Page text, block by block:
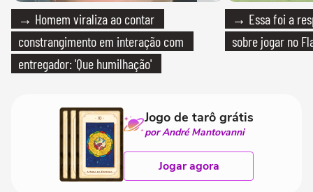
→ Homem viraliza ao contar
constrangimento em interação com
entregador: 'Que humilhação'
→ Essa foi a
sobre jogar no
Jogo de tarô grátis
por André Mantovanni
Jogar agora